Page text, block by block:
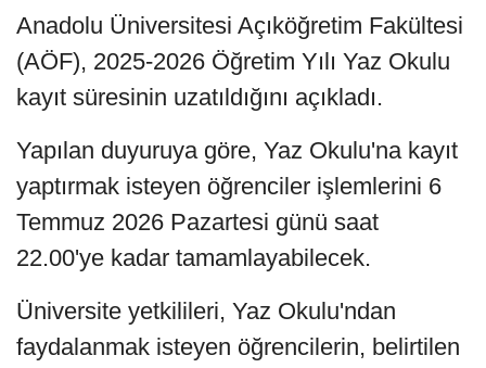
Anadolu Üniversitesi Açıköğretim Fakültesi
(AÖF), 2025-2026 Öğretim Yılı Yaz Okulu
kayıt süresinin uzatıldığını açıkladı.
Yapılan duyuruya göre, Yaz Okulu'na kayıt
yaptırmak isteyen öğrenciler işlemlerini 6
Temmuz 2026 Pazartesi günü saat
22.00'ye kadar tamamlayabilecek.
Üniversite yetkilileri, Yaz Okulu'ndan
faydalanmak isteyen öğrencilerin, belirtilen